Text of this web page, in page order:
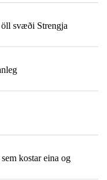
svæði Strengja
kostar eina og